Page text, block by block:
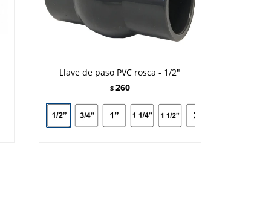
Llave de paso PVC rosca - 1/2"
$ 260